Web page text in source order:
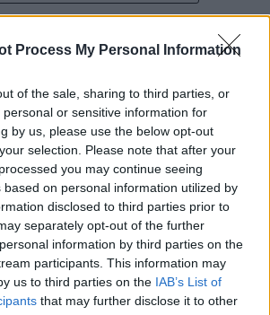
Process My Personal Information
of the sale, sharing to third parties, or
or sensitive information for
by us, please use the below opt-out
selection. Please note that after your
you may continue seeing
based on personal information utilized by
disclosed to third parties prior to
separately opt-out of the further
information by third parties on the
participants. This information may
us to third parties on the IAB’s List of
that may further disclose it to other
o sistema de recompensa do
a fadiga mental, a dificuldade de
e a procrastinação. Na sua visão,
de sobrecarga, enquanto o stress
os níveis de cortisol e
cognitivo.
Rodrigues ressalta que não há
o ambiente digital provoque mudanças
humana. A adaptação observada,
meio da neuroplasticidade, processo
neurais se reorganizam em
Estoril Open 2026”
circuito ATP com
Luca Van Assche
atrás on 07/08/2026
Open 2026” decorreu entre os
no Clube de Ténis do Estoril, em